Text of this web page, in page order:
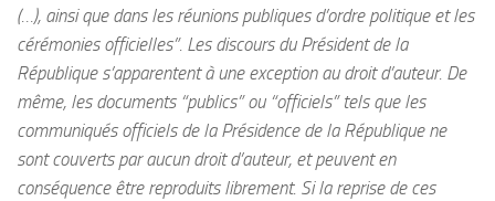
(…), ainsi que dans les réunions publiques d’ordre politique et les
cérémonies officielles”. Les discours du Président de la
République s’apparentent à une exception au droit d’auteur. De
même, les documents “publics” ou “officiels” tels que les
communiqués officiels de la Présidence de la République ne
sont couverts par aucun droit d’auteur, et peuvent en
conséquence être reproduits librement. Si la reprise de ces